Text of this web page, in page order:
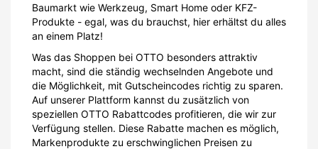
Baumarkt wie Werkzeug, Smart Home oder KFZ-
Produkte - egal, was du brauchst, hier erhältst du alles
an einem Platz!
Was das Shoppen bei OTTO besonders attraktiv
macht, sind die ständig wechselnden Angebote und
die Möglichkeit, mit Gutscheincodes richtig zu sparen.
Auf unserer Plattform kannst du zusätzlich von
speziellen OTTO Rabattcodes profitieren, die wir zur
Verfügung stellen. Diese Rabatte machen es möglich,
Markenprodukte zu erschwinglichen Preisen zu